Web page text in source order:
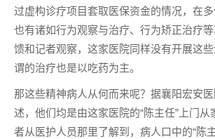
过虚构诊疗项目套取医保资金的情况，在多
也有诸如行为观察与治疗、行为矫正治疗
馈和记者观察，这家医院同样没有开展这
谓的治疗也是以吃药为主。
那这些精神病人从何而来呢？据襄阳宏安
述，他们均是由这家医院的“陈主任”上门
者从医护人员那里了解到，病人口中的“陈